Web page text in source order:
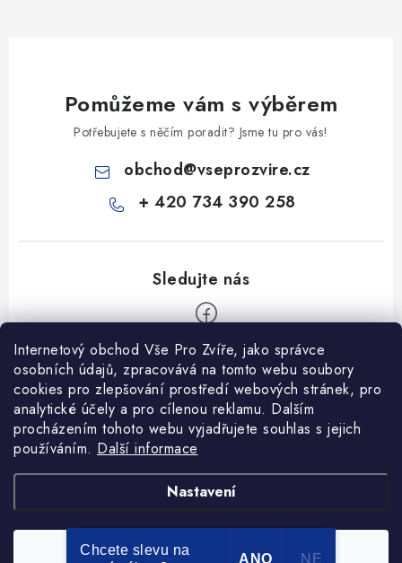
Internetový obchod Vše Pro Zvíře, jako správce
osobních údajů, zpracovává na tomto webu soubory
cookies pro zlepšování prostředí webových stránek, pro
analytické účely a pro cílenou reklamu. Dalším
procházením tohoto webu vyjadřujete souhlas s jejich
používáním. Další informace
Nastavení
Souhlasím
Pomůžeme vám s výběrem
Potřebujete s něčím poradit? Jsme tu pro vás!
obchod@vseprozvire.cz
+ 420 734 390 258
Informace pro Vás
Ceník dopravy
Kontakty
Obchodní podmínky
Podmínky ochrany osobních údajů
Heuréka recenze
Copyright 2026Vše Pro Zvíře . Všechna práva vyhrazena.
Chcete slevu na
ANO NE